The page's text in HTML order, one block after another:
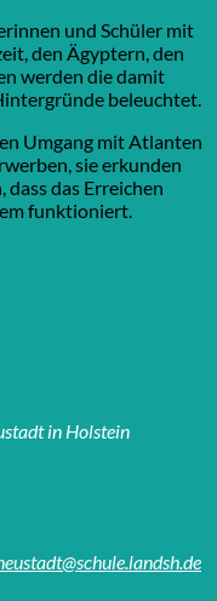
und Schüler mit
den Ägyptern, den
werden die damit
beleuchtet.
Umgang mit Atlanten
sie erkunden
das Erreichen
funktioniert.
in Holstein